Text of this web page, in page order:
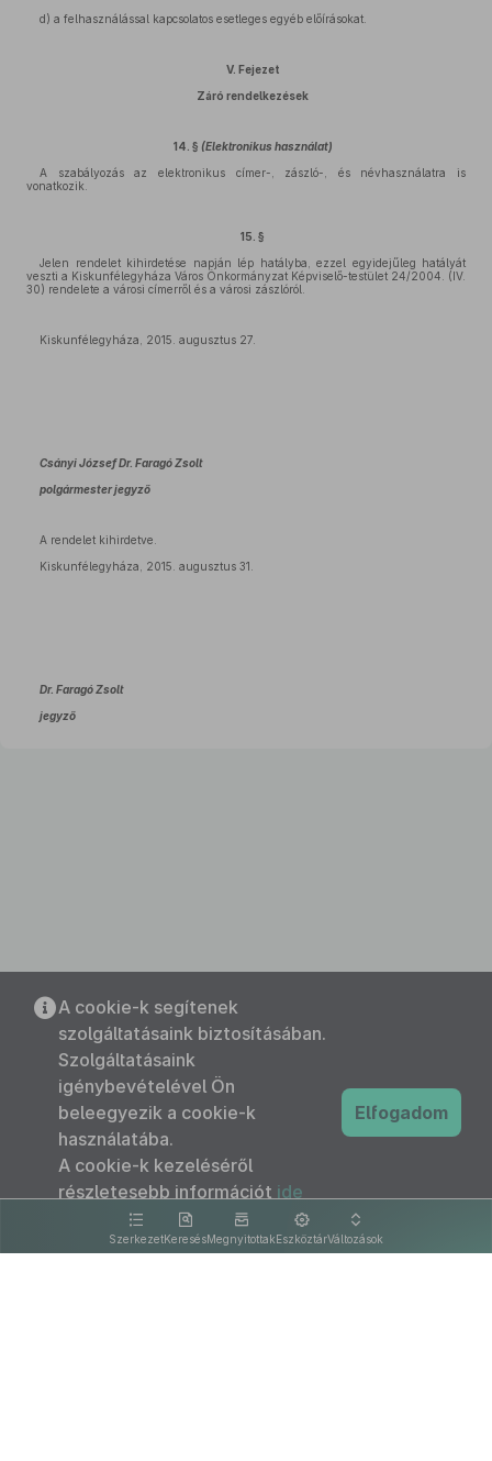
d) a felhasználással kapcsolatos esetleges egyéb előírásokat.
V. Fejezet
Záró rendelkezések
14. § (Elektronikus használat)
A szabályozás az elektronikus címer-, zászló-, és névhasználatra is
vonatkozik.
15. §
Jelen rendelet kihirdetése napján lép hatályba, ezzel egyidejűleg hatályát
veszti a Kiskunfélegyháza Város Önkormányzat Képviselő-testület 24/2004. (IV.
30) rendelete a városi címerről és a városi zászlóról.
Kiskunfélegyháza, 2015. augusztus 27.
Csányi József Dr. Faragó Zsolt
polgármester jegyző
A rendelet kihirdetve.
Kiskunfélegyháza, 2015. augusztus 31.
Dr. Faragó Zsolt
jegyző
SzerkezetKeresésMegnyitottakEszköztárVáltozások
A cookie-k segítenek
szolgáltatásaink biztosításában.
Szolgáltatásaink
igénybevételével Ön
beleegyezik a cookie-k
használatába.
A cookie-k kezeléséről
részletesebb információt ide
kattintva olvashat.
Elfogadom